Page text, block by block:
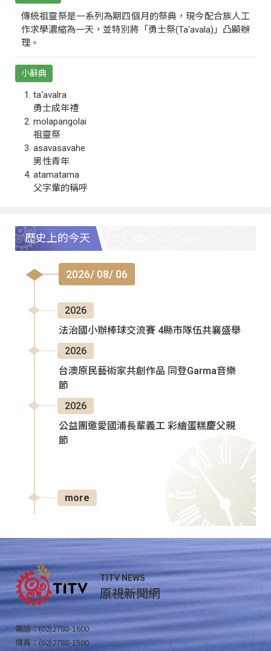
傳統祖靈祭是一系列為期四個月的祭典，現今配合族人工
作求學濃縮為一天，並特別將「勇士祭(Ta‘avala)」凸顯辦
理。
小辭典
ta‘avalra
勇士成年禮
molapangolai
祖靈祭
asavasavahe
男性青年
atamatama
父字輩的稱呼
歷史上的今天
2026/ 08/ 06
2026
法治國小辦棒球交流賽 4縣市隊伍共襄盛舉
2026
台澳原民藝術家共創作品 同登Garma音樂
節
2026
公益團邀愛國浦長輩義工 彩繪蛋糕慶父親
節
more
TITV NEWS
原視新聞網
電話：(02)2788-1600
傳真：(02)2788-1500